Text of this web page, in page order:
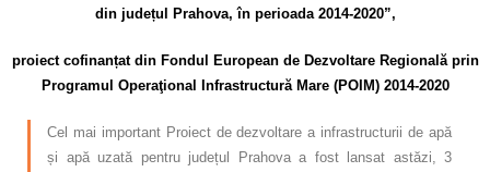
din județul Prahova, în perioada 2014-2020”,
proiect cofinanțat din Fondul European de Dezvoltare Regională prin
Programul Operaţional Infrastructură Mare (POIM) 2014-2020
Cel mai important Proiect de dezvoltare a infrastructurii de apă
și apă uzată pentru județul Prahova a fost lansat astăzi, 3